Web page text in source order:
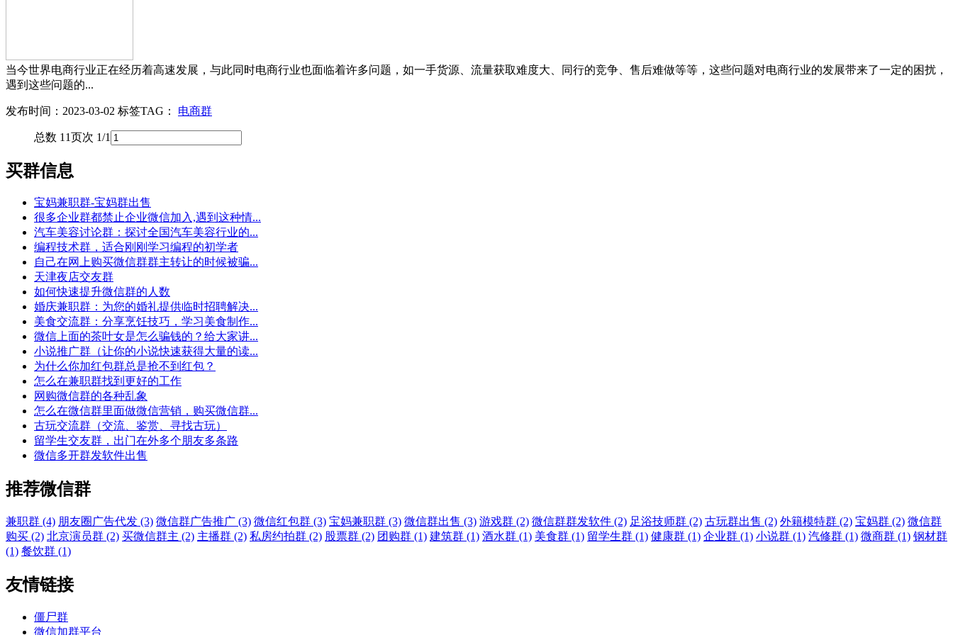
当今世界电商行业正在经历着高速发展，与此同时电商行业也面临着许多问题，如一手货源、流量获取难度大、同行的竞争、售后难做等等，这些问题对电商行业的发展带来了一定的困扰，
遇到这些问题的...
发布时间：2023-03-02 标签TAG： 电商群
总数 1 1页次 1/1
买群信息
宝妈兼职群-宝妈群出售
很多企业群都禁止企业微信加入,遇到这种情...
汽车美容讨论群：探讨全国汽车美容行业的...
编程技术群，适合刚刚学习编程的初学者
自己在网上购买微信群群主转让的时候被骗...
天津夜店交友群
如何快速提升微信群的人数
婚庆兼职群：为您的婚礼提供临时招聘解决...
美食交流群：分享烹饪技巧，学习美食制作...
微信上面的茶叶女是怎么骗钱的？给大家讲...
小说推广群（让你的小说快速获得大量的读...
为什么你加红包群总是抢不到红包？
怎么在兼职群找到更好的工作
网购微信群的各种乱象
怎么在微信群里面做微信营销，购买微信群...
古玩交流群（交流、鉴赏、寻找古玩）
留学生交友群，出门在外多个朋友多条路
微信多开群发软件出售
推荐微信群
兼职群 (4) 朋友圈广告代发 (3) 微信群广告推广 (3) 微信红包群 (3) 宝妈兼职群 (3) 微信群出售 (3) 游戏群 (2) 微信群群发软件 (2) 足浴技师群 (2) 古玩群出售 (2) 外籍模特群 (2) 宝妈群 (2) 微信群
购买 (2) 北京演员群 (2) 买微信群主 (2) 主播群 (2) 私房约拍群 (2) 股票群 (2) 团购群 (1) 建筑群 (1) 酒水群 (1) 美食群 (1) 留学生群 (1) 健康群 (1) 企业群 (1) 小说群 (1) 汽修群 (1) 微商群 (1) 钢材群
(1) 餐饮群 (1)
友情链接
僵尸群
微信加群平台